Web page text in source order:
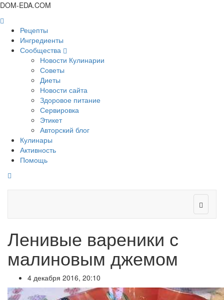
DOM-EDA.COM
Рецепты
Ингредиенты
Сообщества
Новости Кулинарии
Советы
Диеты
Новости сайта
Здоровое питание
Сервировка
Этикет
Авторский блог
Кулинары
Активность
Помощь
Ленивые вареники с
малиновым джемом
4 декабря 2016, 20:10